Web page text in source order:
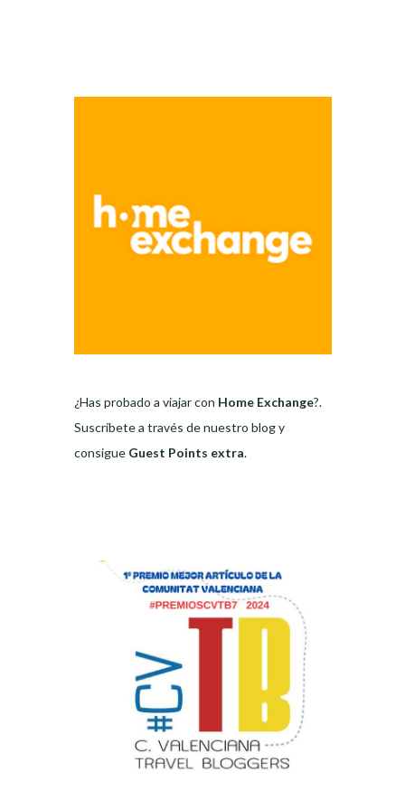
¿Has probado a viajar con Home Exchange?.
Suscríbete a través de nuestro blog y
consigue Guest Points extra.